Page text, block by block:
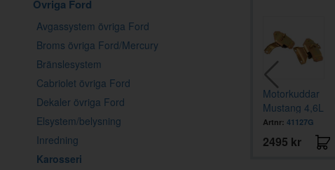
Övriga Ford
Avgassystem övriga Ford
Broms övriga Ford/Mercury
Bränslesystem
Cabriolet övriga Ford
Dekaler övriga Ford
Elsystem/belysning
Inredning
Karosseri
Motorkuddar
Mustang 4,6L
Artnr: 41127G
2495 kr